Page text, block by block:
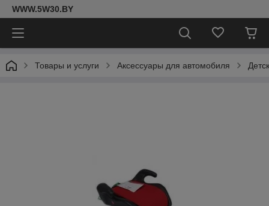
WWW.5W30.BY
Товары и услуги Аксессуары для автомобиля